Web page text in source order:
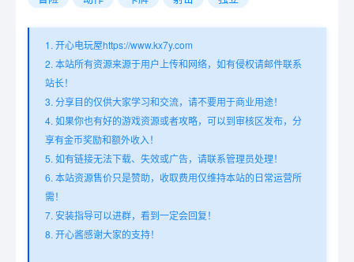
1. 开心电玩屋https://www.kx7y.com
2. 本站所有资源来源于用户上传和网络，如有侵权请邮件联系
站长！
3. 分享目的仅供大家学习和交流，请不要用于商业用途！
4. 如果你也有好的游戏资源或者攻略，可以到审核区发布，分
享有金币奖励和额外收入！
5. 如有链接无法下载、失效或广告，请联系管理员处理！
6. 本站资源售价只是赞助，收取费用仅维持本站的日常运营所
需！
7. 安装指导可以进群，看到一定会回复！
8. 开心酱感谢大家的支持！